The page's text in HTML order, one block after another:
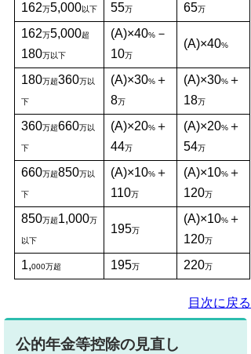
162万5,000以下 55万 65万
162万5,000超
180万以下
(A)×40% －
10万
(A)×40%
180万超360万以
下
(A)×30% ＋
8万
(A)×30% ＋
18万
360万超660万以
下
(A)×20% ＋
44万
(A)×20% ＋
54万
660万超850万以
下
(A)×10% ＋
110万
(A)×10% ＋
120万
850万超1,000万
以下
195万
(A)×10% ＋
120万
1,000万超 195万 220万
目次に戻る
公的年金等控除の見直し